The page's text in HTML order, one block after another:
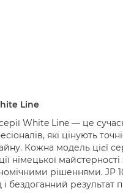
Line
White Line — це
які цінують
Кожна модель цієї
німецької майстерності
рішеннями. JP
і бездоганний